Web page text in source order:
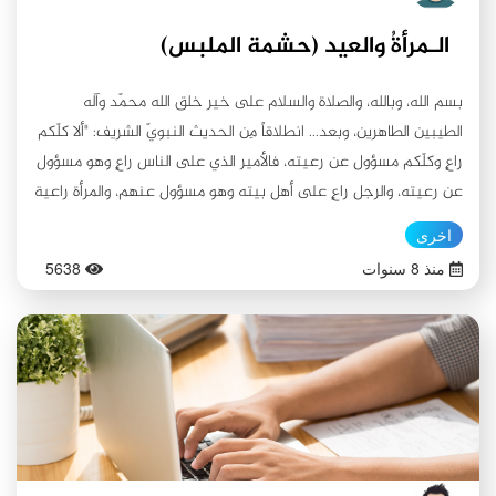
الـمرأةُ والعيد (حشمة الملبس)
بسم الله، وبالله، والصلاة والسلام على خير خلق الله محمّد وآله
الطيبين الطاهرين، وبعد... انطلاقاً مِن الحديث النبويّ الشريف: "ألا كلّكم
راعٍ وكلّكم مسؤول عن رعيته، فالأمير الذي على الناس راعٍ وهو مسؤول
عن رعيته، والرجل راعٍ على أهل بيته وهو مسؤول عنهم، والمرأة راعية
العظيم للمرأة في دورها التربوي بجميع جوانبه. فبعدَ أن تعمل جاهدةً
على تحصيل لقب القدوة الحسنة التي يقتدي بها أبناؤها وأقرانها
تسعى إلى إفاضة الكمالات عليهم خلقاً وتعاملاً. وبما إنّنا نعيش
تزامنيّة حلول عيد الفطر المبارك، يؤول الموضوع إلى تسليط الضوء
على جانب دور المرأة في الحشمة الملبسيّة؛ حيث إنّ معتاد العائلات
أن تتزاور فيما بينها -وإن كان الأمر بحدّ ذاته حسناً مع مراعاة الآداب
الشرعيّة- ويكون مِن أخطر نتائج ذلك التزاور هو الاختلاط مع عدم
مراعاة ما ذُكِر مِن -انتهاك الحدود الشرعيّة لفظاً وعملاً - إمّا غفلةً أو
اخرى
منذ 8 سنوات
5638